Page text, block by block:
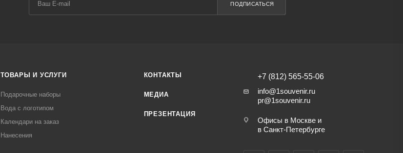
ПОДПИСАТЬСЯ
ТОВАРЫ И УСЛУГИ
Подарочные наборы
Вода с логотипом
Календари на заказ
Нанесения
КОНТАКТЫ
МЕДИА
ПРЕЗЕНТАЦИЯ
+7 (812) 565-55-06
info@1souvenir.ru
pr@1souvenir.ru
Офисы в Москве и
в Санкт-Петербурге